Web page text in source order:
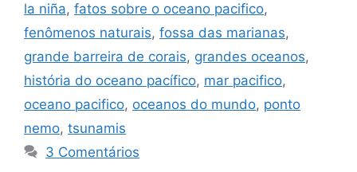
la niña, fatos sobre o oceano pacifico,
fenômenos naturais, fossa das marianas,
grande barreira de corais, grandes oceanos,
história do oceano pacífico, mar pacifico,
oceano pacifico, oceanos do mundo, ponto
nemo, tsunamis
3 Comentários